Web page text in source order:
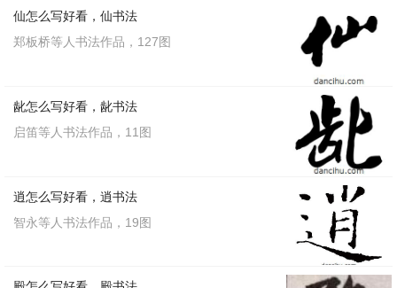
仙怎么写好看，仙书法
郑板桥等人书法作品，127图
龀怎么写好看，龀书法
启笛等人书法作品，11图
逍怎么写好看，逍书法
智永等人书法作品，19图